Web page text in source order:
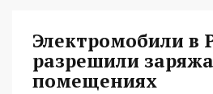
Электромобили в
разрешили
помещениях